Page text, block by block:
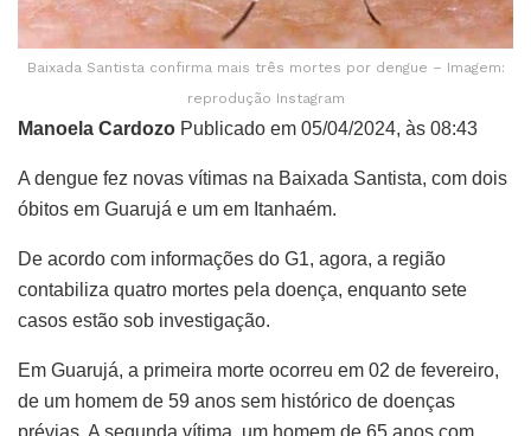
Baixada Santista confirma mais três mortes por dengue – Imagem:
reprodução Instagram
Manoela Cardozo Publicado em 05/04/2024, às 08:43
A dengue fez novas vítimas na Baixada Santista, com dois
óbitos em Guarujá e um em Itanhaém.
De acordo com informações do G1, agora, a região
contabiliza quatro mortes pela doença, enquanto sete
casos estão sob investigação.
Em Guarujá, a primeira morte ocorreu em 02 de fevereiro,
de um homem de 59 anos sem histórico de doenças
prévias. A segunda vítima, um homem de 65 anos com